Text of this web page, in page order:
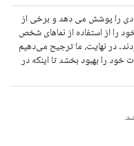
را پوشش می دهد و برخی از
را از استفاده از نماهای شخص
در نهایت، ما ترجیح می‌دهیم
را بهبود بخشد تا اینکه در